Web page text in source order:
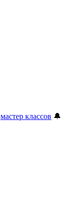
мастер классов 🔔